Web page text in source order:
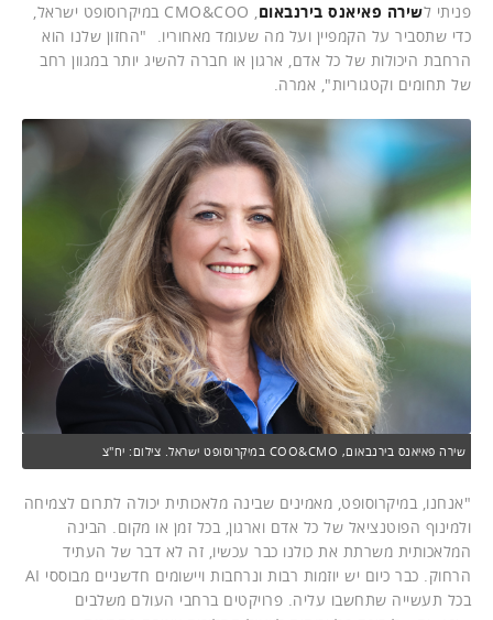
פניתי לשירה פאיאנס בירנבאום
, CMO&COO במיקרוסופט ישראל,
כדי שתסביר על הקמפיין ועל מה שעומד מאחוריו. "החזון שלנו הוא
הרחבת היכולות של כל אדם, ארגון או חברה להשיג יותר במגוון רחב
של תחומים וקטגוריות", אמרה.
שירה פאיאנס בירנבאום, COO&CMO במיקרוסופט ישראל. צילום: יח"צ
"אנחנו, במיקרוסופט, מאמינים שבינה מלאכותית יכולה לתרום לצמיחה
ולמינוף הפוטנציאל של כל אדם וארגון, בכל זמן או מקום. הבינה
המלאכותית משרתת את כולנו כבר עכשיו, זה לא דבר של העתיד
הרחוק. כבר כיום יש יוזמות רבות ונרחבות ויישומים חדשניים מבוססי AI
בכל תעשייה שתחשבו עליה. פרויקטים ברחבי העולם משלבים